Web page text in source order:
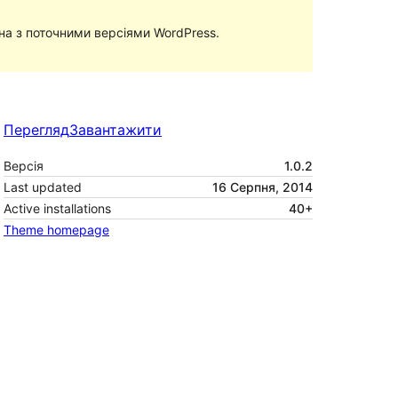
з поточними версіями WordPress.
ПереглядЗавантажити
Версія
1.0.2
Last updated
16 Серпня, 2014
Active installations
40+
Theme homepage